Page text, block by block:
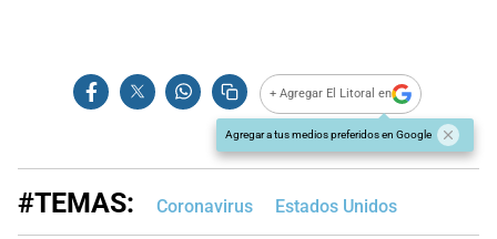
+ Agregar El Litoral en
Agregar a tus medios preferidos en Google
#TEMAS: Coronavirus Estados Unidos